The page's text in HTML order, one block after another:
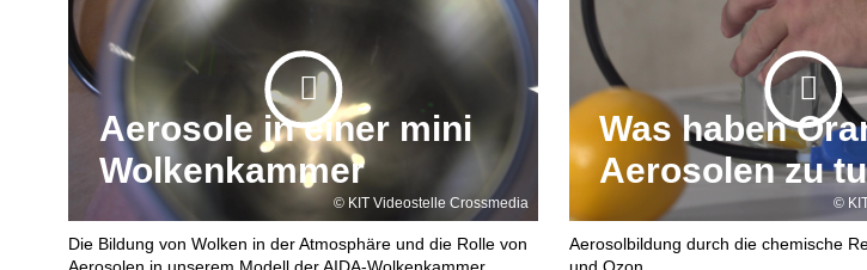
Aerosole in einer mini
Wolkenkammer
KIT Videostelle Crossmedia
Die Bildung von Wolken in der Atmosphäre und die Rolle von
Was haben
Aerosolen zu
Aerosolbildung durch die chemische